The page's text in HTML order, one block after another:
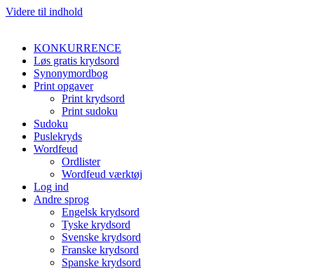
Videre til indhold
KONKURRENCE
Løs gratis krydsord
Synonymordbog
Print opgaver
Print krydsord
Print sudoku
Sudoku
Puslekryds
Wordfeud
Ordlister
Wordfeud værktøj
Log ind
Andre sprog
Engelsk krydsord
Tyske krydsord
Svenske krydsord
Franske krydsord
Spanske krydsord